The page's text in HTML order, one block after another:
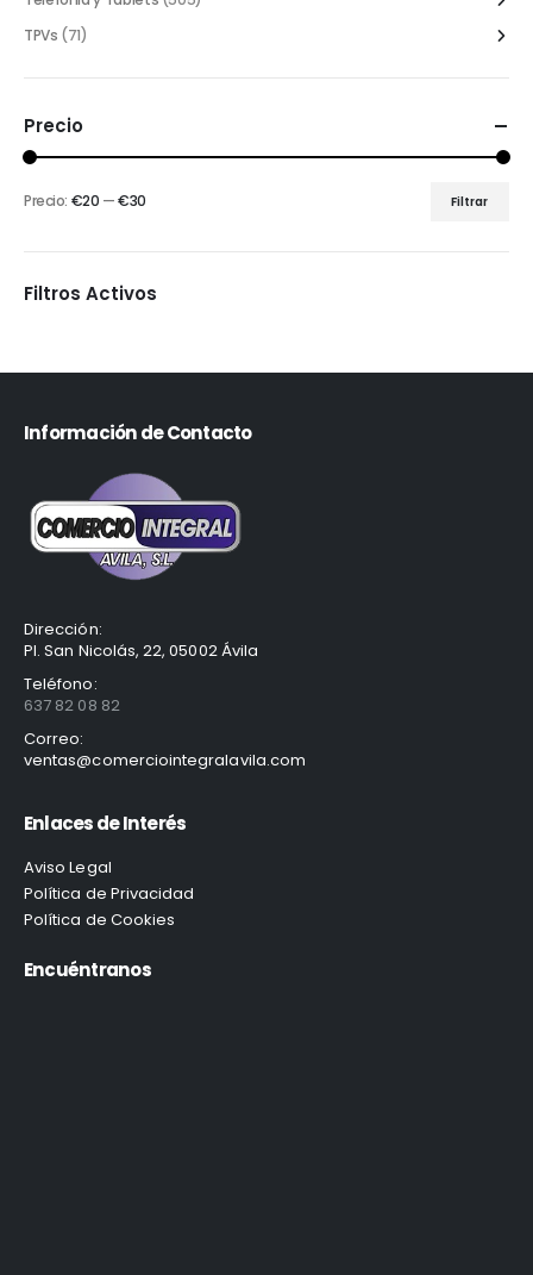
TPVs (71)
Precio
Filtrar
Precio: €20 —€30
Filtros Activos
Información de Contacto
Dirección:
Pl. San Nicolás, 22, 05002 Ávila
Teléfono:
637 82 08 82
Correo:
ventas@comerciointegralavila.com
Enlaces de Interés
Aviso Legal
Política de Privacidad
Política de Cookies
Encuéntranos